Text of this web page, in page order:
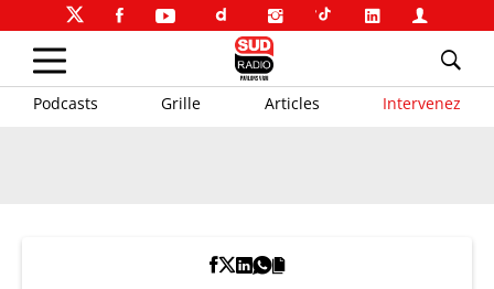
Podcasts Grille Articles Intervenez